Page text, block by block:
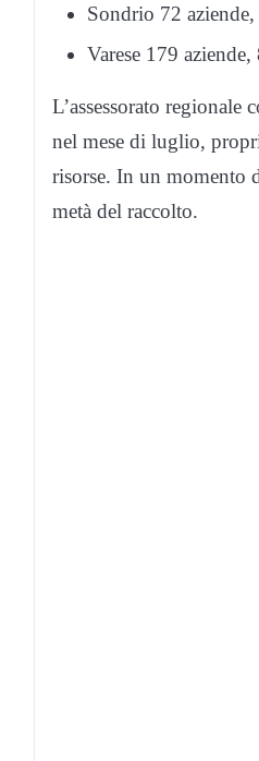
Sondrio 72
Varese 179
L’assessorato
nel mese di luglio,
risorse. In un momento
metà del raccolto.